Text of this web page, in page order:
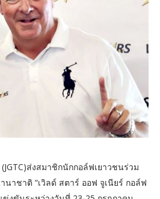
ส่งสมาชิกนักกอล์ฟเยาวชนร่วม
าชาติ “เวิลด์ สตาร์ ออฟ จูเนียร์ กอล์ฟ